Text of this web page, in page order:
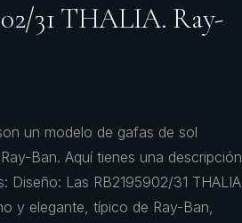
31 THALIA. Ray-
un modelo de gafas de sol
Ban. Aquí tienes una descripción
Diseño: Las RB2195902/31 THALIA
y elegante, típico de Ray-Ban,